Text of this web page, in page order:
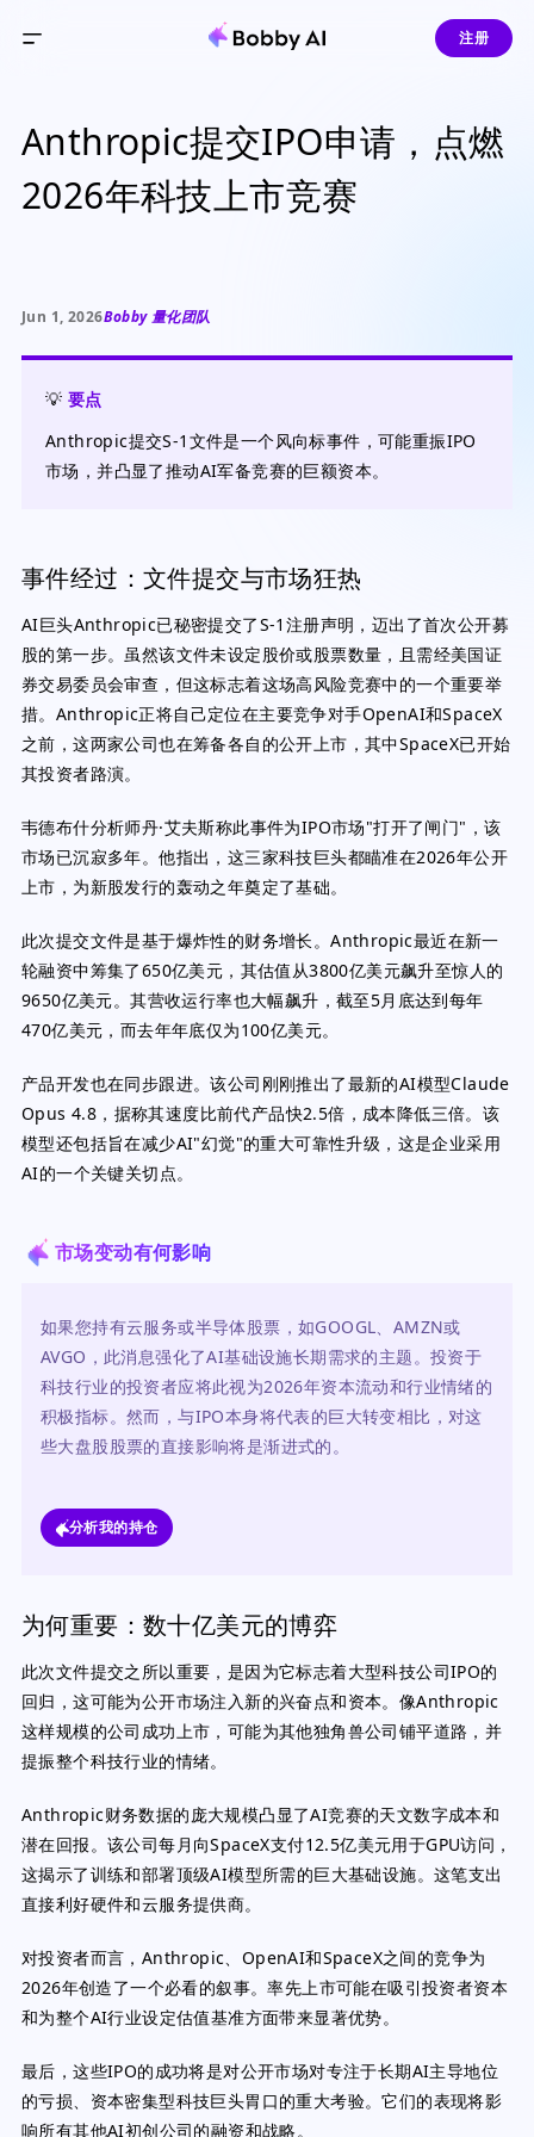
注册
Anthropic提交IPO申请，点燃
2026年科技上市竞赛
Jun 1, 2026Bobby 量化团队
💡 要点
Anthropic提交S-1文件是一个风向标事件，可能重振IPO
市场，并凸显了推动AI军备竞赛的巨额资本。
事件经过：文件提交与市场狂热
AI巨头Anthropic已秘密提交了S-1注册声明，迈出了首次公开募
股的第一步。虽然该文件未设定股价或股票数量，且需经美国证
券交易委员会审查，但这标志着这场高风险竞赛中的一个重要举
措。Anthropic正将自己定位在主要竞争对手OpenAI和SpaceX
之前，这两家公司也在筹备各自的公开上市，其中SpaceX已开始
其投资者路演。
韦德布什分析师丹·艾夫斯称此事件为IPO市场"打开了闸门"，该
市场已沉寂多年。他指出，这三家科技巨头都瞄准在2026年公开
上市，为新股发行的轰动之年奠定了基础。
此次提交文件是基于爆炸性的财务增长。Anthropic最近在新一
轮融资中筹集了650亿美元，其估值从3800亿美元飙升至惊人的
9650亿美元。其营收运行率也大幅飙升，截至5月底达到每年
470亿美元，而去年年底仅为100亿美元。
产品开发也在同步跟进。该公司刚刚推出了最新的AI模型Claude
Opus 4.8，据称其速度比前代产品快2.5倍，成本降低三倍。该
模型还包括旨在减少AI"幻觉"的重大可靠性升级，这是企业采用
AI的一个关键关切点。
市场变动有何影响
如果您持有云服务或半导体股票，如GOOGL、AMZN或
AVGO，此消息强化了AI基础设施长期需求的主题。投资于
科技行业的投资者应将此视为2026年资本流动和行业情绪的
积极指标。然而，与IPO本身将代表的巨大转变相比，对这
些大盘股股票的直接影响将是渐进式的。
分析我的持仓
为何重要：数十亿美元的博弈
此次文件提交之所以重要，是因为它标志着大型科技公司IPO的
回归，这可能为公开市场注入新的兴奋点和资本。像Anthropic
这样规模的公司成功上市，可能为其他独角兽公司铺平道路，并
提振整个科技行业的情绪。
Anthropic财务数据的庞大规模凸显了AI竞赛的天文数字成本和
潜在回报。该公司每月向SpaceX支付12.5亿美元用于GPU访问，
这揭示了训练和部署顶级AI模型所需的巨大基础设施。这笔支出
直接利好硬件和云服务提供商。
对投资者而言，Anthropic、OpenAI和SpaceX之间的竞争为
2026年创造了一个必看的叙事。率先上市可能在吸引投资者资本
和为整个AI行业设定估值基准方面带来显著优势。
最后，这些IPO的成功将是对公开市场对专注于长期AI主导地位
的亏损、资本密集型科技巨头胃口的重大考验。它们的表现将影
响所有其他AI初创公司的融资和战略。